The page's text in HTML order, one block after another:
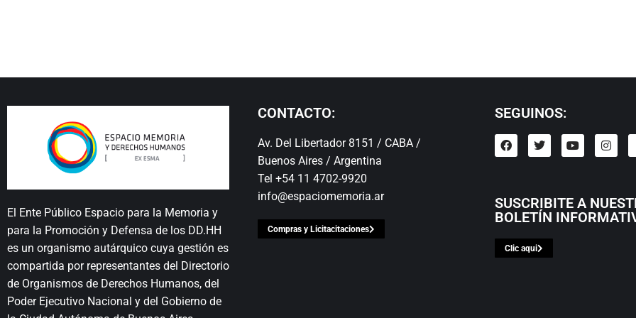
El Ente Público Espacio para la Memoria y
para la Promoción y Defensa de los DD.HH
es un organismo autárquico cuya gestión es
compartida por representantes del Directorio
de Organismos de Derechos Humanos, del
Poder Ejecutivo Nacional y del Gobierno de
CONTACTO:
Av. Del Libertador 8151 / CABA /
Buenos Aires / Argentina
Tel +54 11 4702-9920
info@espaciomemoria.ar
Compras y Licitacitaciones
SEGUINOS:
SUSCRIBITE A
BOLETÍN
Clic aqui